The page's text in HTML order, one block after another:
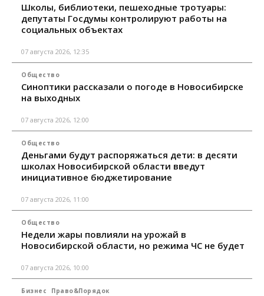
Школы, библиотеки, пешеходные тротуары:
депутаты Госдумы контролируют работы на
социальных объектах
07 августа 2026, 12:35
Общество
Синоптики рассказали о погоде в Новосибирске
на выходных
07 августа 2026, 12:00
Общество
Деньгами будут распоряжаться дети: в десяти
школах Новосибирской области введут
инициативное бюджетирование
07 августа 2026, 11:00
Общество
Недели жары повлияли на урожай в
Новосибирской области, но режима ЧС не будет
07 августа 2026, 10:00
Бизнес Право&Порядок